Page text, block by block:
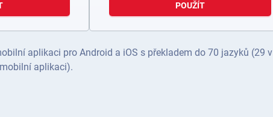
POUŽÍT
aplikaci pro Android a iOS s překladem do 70 jazyků (29 v
aplikaci).